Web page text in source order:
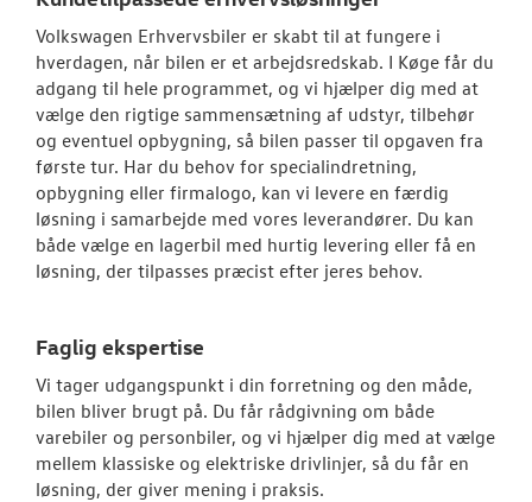
RESERVEDELE
NYHEDER
OM OS
JOB OG
Volkswagen Erhvervsbiler er skabt til at fungere i
hverdagen, når bilen er et arbejdsredskab. I Køge får du
adgang til hele programmet, og vi hjælper dig med at
vælge den rigtige sammensætning af udstyr, tilbehør
og eventuel opbygning, så bilen passer til opgaven fra
første tur. Har du behov for specialindretning,
opbygning eller firmalogo, kan vi levere en færdig
løsning i samarbejde med vores leverandører. Du kan
både vælge en lagerbil med hurtig levering eller få en
løsning, der tilpasses præcist efter jeres behov.
Faglig ekspertise
Vi tager udgangspunkt i din forretning og den måde,
bilen bliver brugt på. Du får rådgivning om både
varebiler og personbiler, og vi hjælper dig med at vælge
mellem klassiske og elektriske drivlinjer, så du får en
løsning, der giver mening i praksis.